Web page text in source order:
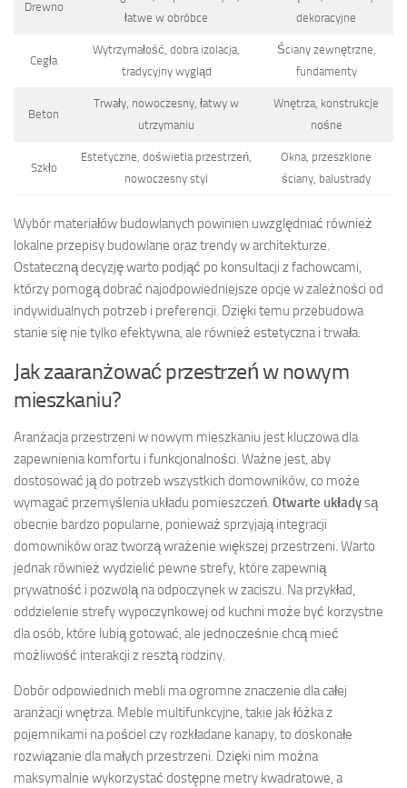
Drewno
łatwe w obróbce
dekoracyjne
Cegła
Wytrzymałość, dobra izolacja,
tradycyjny wygląd
Ściany zewnętrzne,
fundamenty
Beton
Trwały, nowoczesny, łatwy w
utrzymaniu
Wnętrza, konstrukcje
nośne
Szkło
Estetyczne, doświetla przestrzeń,
nowoczesny styl
Okna, przeszklone
ściany, balustrady
Wybór materiałów budowlanych powinien uwzględniać również
lokalne przepisy budowlane oraz trendy w architekturze.
Ostateczną decyzję warto podjąć po konsultacji z fachowcami,
którzy pomogą dobrać najodpowiedniejsze opcje w zależności od
indywidualnych potrzeb i preferencji. Dzięki temu przebudowa
stanie się nie tylko efektywna, ale również estetyczna i trwała.
Jak zaaranżować przestrzeń w nowym
mieszkaniu?
Aranżacja przestrzeni w nowym mieszkaniu jest kluczowa dla
zapewnienia komfortu i funkcjonalności. Ważne jest, aby
dostosować ją do potrzeb wszystkich domowników, co może
wymagać przemyślenia układu pomieszczeń. Otwarte układysą
obecnie bardzo popularne, ponieważ sprzyjają integracji
domowników oraz tworzą wrażenie większej przestrzeni. Warto
jednak również wydzielić pewne strefy, które zapewnią
prywatność i pozwolą na odpoczynek w zaciszu. Na przykład,
oddzielenie strefy wypoczynkowej od kuchni może być korzystne
dla osób, które lubią gotować, ale jednocześnie chcą mieć
możliwość interakcji z resztą rodziny.
Dobór odpowiednich mebli ma ogromne znaczenie dla całej
aranżacji wnętrza. Meble multifunkcyjne, takie jak łóżka z
pojemnikami na pościel czy rozkładane kanapy, to doskonałe
rozwiązanie dla małych przestrzeni. Dzięki nim można
maksymalnie wykorzystać dostępne metry kwadratowe, a